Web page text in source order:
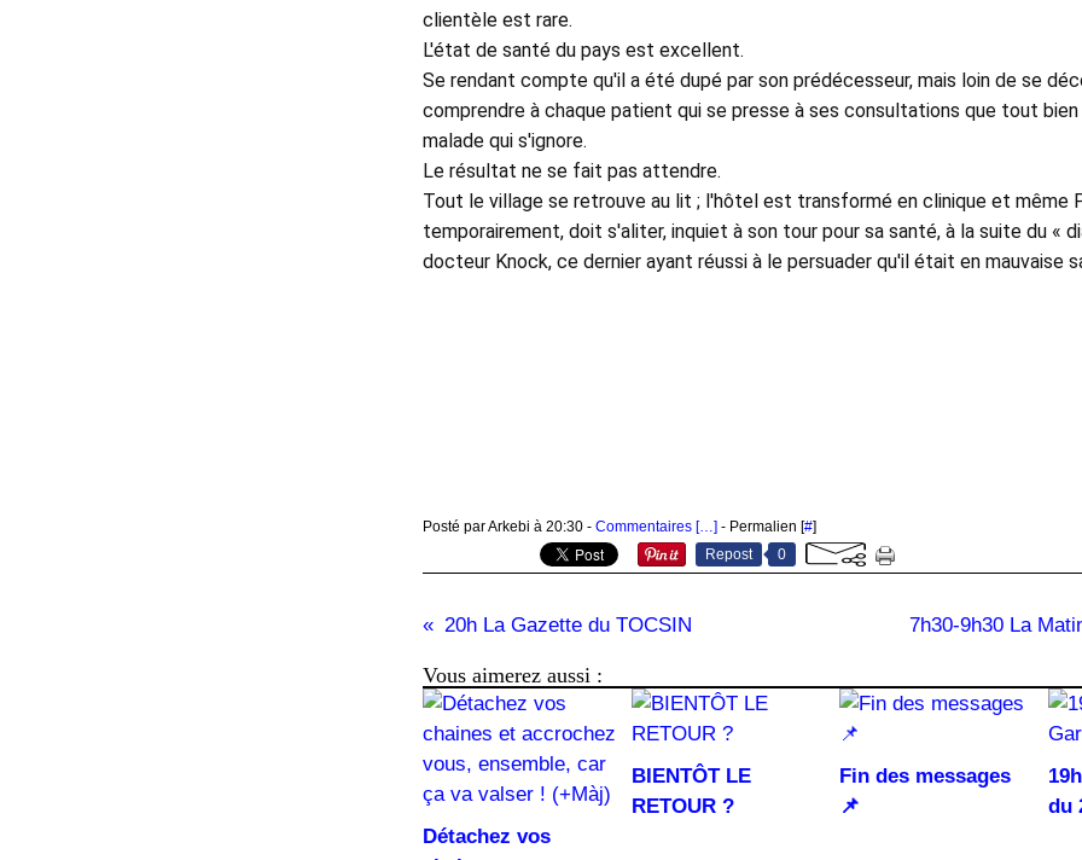
clientèle est rare.
L'état de santé du pays est excellent.
Se rendant compte qu'il a été dupé par son prédécesseur, mais loin de se
comprendre à chaque patient qui se presse à ses consultations que tout
malade qui s'ignore.
Le résultat ne se fait pas attendre.
Tout le village se retrouve au lit ; l'hôtel est transformé en clinique et même
temporairement, doit s'aliter, inquiet à son tour pour sa santé, à la suite du «
docteur Knock, ce dernier ayant réussi à le persuader qu'il était en mauvaise
Posté par Arkebi à 20:30 - Commentaires […] - Permalien [#]
Repost
0
20h La Gazette du TOCSIN 7h30-9h30 La
Vous aimerez aussi :
Détachez vos
BIENTÔT LE
RETOUR ?
Fin des messages
📌
du